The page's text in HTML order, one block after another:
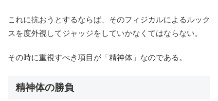
これに抗おうとするならば、そのフィジカルによるルック
スを度外視してジャッジをしていかなくてはならない。
その時に重視すべき項目が「精神体」なのである。
精神体の勝負